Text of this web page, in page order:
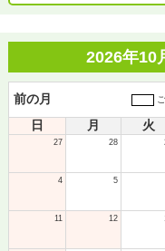
2026年10
前の月
日
月 火
27 28
4 5
11 12